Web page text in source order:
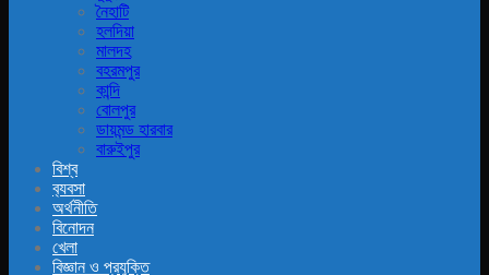
নৈহাটি
হলদিয়া
মালদহ
বহরমপুর
কান্দি
বোলপুর
ডায়মন্ড হারবার
বারুইপুর
বিশ্ব
ব‍্যবসা
অর্থনীতি
বিনোদন
খেলা
বিজ্ঞান ও প্রযুক্তি